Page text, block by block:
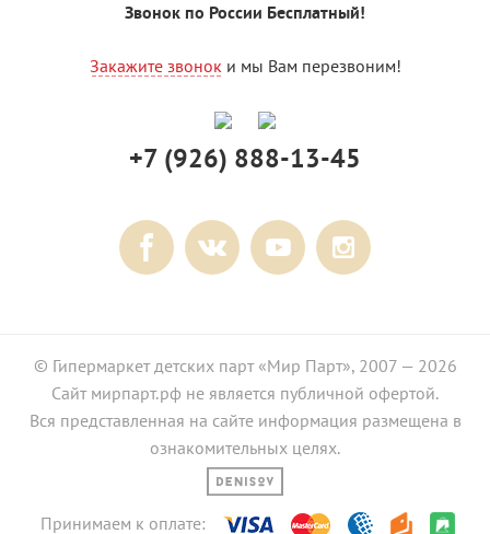
Звонок по России Бесплатный!
Закажите звоноки мы Вам перезвоним!
+7 (926) 888-13-45
© Гипермаркет детских парт «Мир Парт», 2007 — 2026
Сайт мирпарт.рф не является публичной офертой.
Вся представленная на сайте информация размещена в
ознакомительных целях.
Принимаем к оплате: